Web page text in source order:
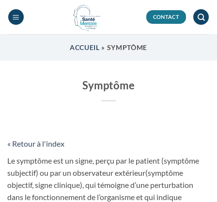
CONTACT
ACCUEIL » SYMPTÔME
Symptôme
« Retour à l'index
Le symptôme est un signe, perçu par le patient (symptôme
subjectif) ou par un observateur extérieur(symptôme
objectif, signe clinique), qui témoigne d’une perturbation
dans le fonctionnement de l’organisme et qui indique